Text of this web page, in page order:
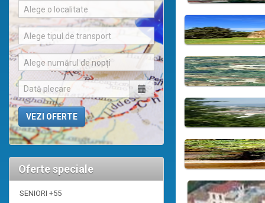
Alege o localitate
Alege tipul de transport
Alege numărul de nopți
Oferte speciale
SENIORI +55